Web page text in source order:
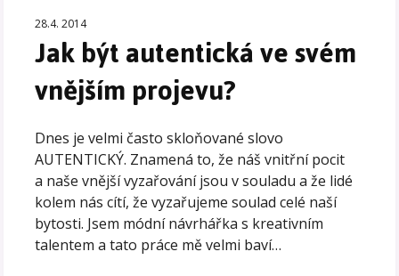
28.4. 2014
Jak být autentická ve svém
vnějším projevu?
Dnes je velmi často skloňované slovo
AUTENTICKÝ. Znamená to, že náš vnitřní pocit
a naše vnější vyzařování jsou v souladu a že lidé
kolem nás cítí, že vyzařujeme soulad celé naší
bytosti. Jsem módní návrhářka s kreativním
talentem a tato práce mě velmi baví…